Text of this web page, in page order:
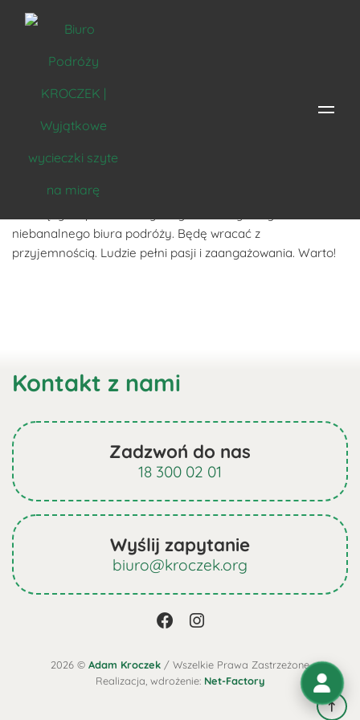
Robert Karpowicz
Krok za „Kroczkiem” można zwiedzać miejsca, o których
niebanalnego biura podróży. Będę wracać z
przyjemnością. Ludzie pełni pasji i zaangażowania. Warto!
Kontakt z nami
Zadzwoń do nas
18 300 02 01
Wyślij zapytanie
biuro@kroczek.org
2026 © Adam Kroczek / Wszelkie Prawa Zastrzeżone
Realizacja, wdrożenie: Net-Factory